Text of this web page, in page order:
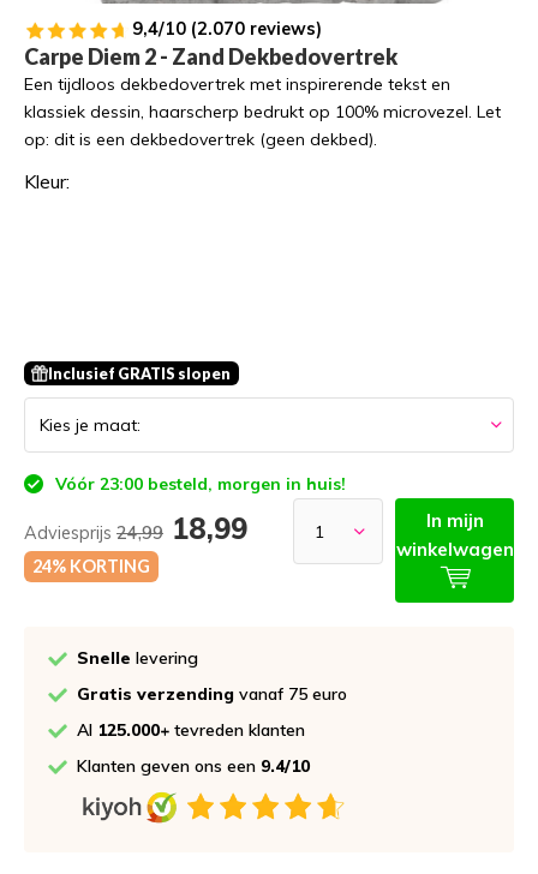
9,4/10 (2.070 reviews)
Carpe Diem 2 - Zand Dekbedovertrek
Een tijdloos dekbedovertrek met inspirerende tekst en
klassiek dessin, haarscherp bedrukt op 100% microvezel. Let
op: dit is een dekbedovertrek (geen dekbed).
Kleur:
Inclusief GRATIS slopen
Vóór 23:00 besteld, morgen in huis!
Adviesprijs 24,99 18,99
24% KORTING
In mijn
winkelwagen
Snelle levering
Gratis verzending vanaf 75 euro
Al 125.000+ tevreden klanten
Klanten geven ons een 9.4/10